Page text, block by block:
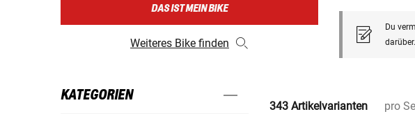
DAS IST MEIN BIKE
Weiteres Bike finden
Du
darüber.
KATEGORIEN
343 Artikelvarianten pro